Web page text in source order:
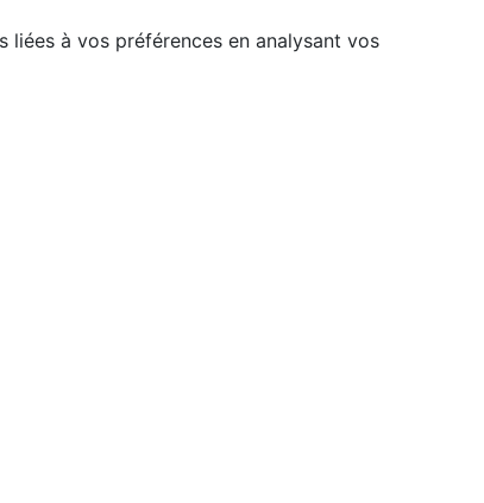
à vos préférences en analysant vos